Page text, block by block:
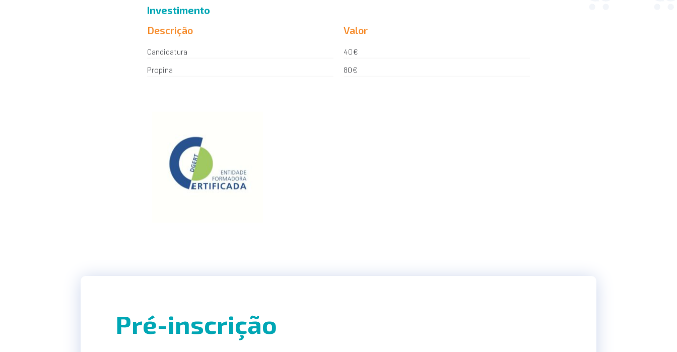
Investimento
Descrição
Candidatura
Propina
Valor
40€
80€
Pré-inscrição